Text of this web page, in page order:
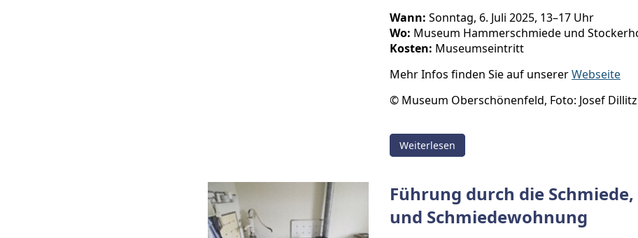
Wann: Sonntag, 6. Juli 2025, 13–17 Uhr
Wo: Museum Hammerschmiede und
Kosten: Museumseintritt
Mehr Infos finden Sie auf unsererWebseite
© Museum Oberschönenfeld, Foto: Josef Dillitz
Weiterlesen
Führung durch die
und Schmiedewohnung